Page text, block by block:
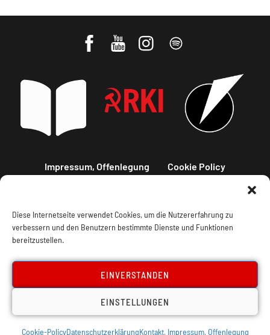
Diese Internetseite verwendet Cookies, um die Nutzererfahrung zu
verbessern und den Benutzern bestimmte Dienste und Funktionen
bereitzustellen.
EINVERSTANDEN
EINSTELLUNGEN
Cookie-PolicyDatenschutzerklärungKontakt, Impressum, Offenlegung
Impressum, Offenlegung Cookie Policy